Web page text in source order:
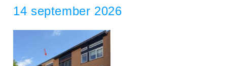
14 september 2026